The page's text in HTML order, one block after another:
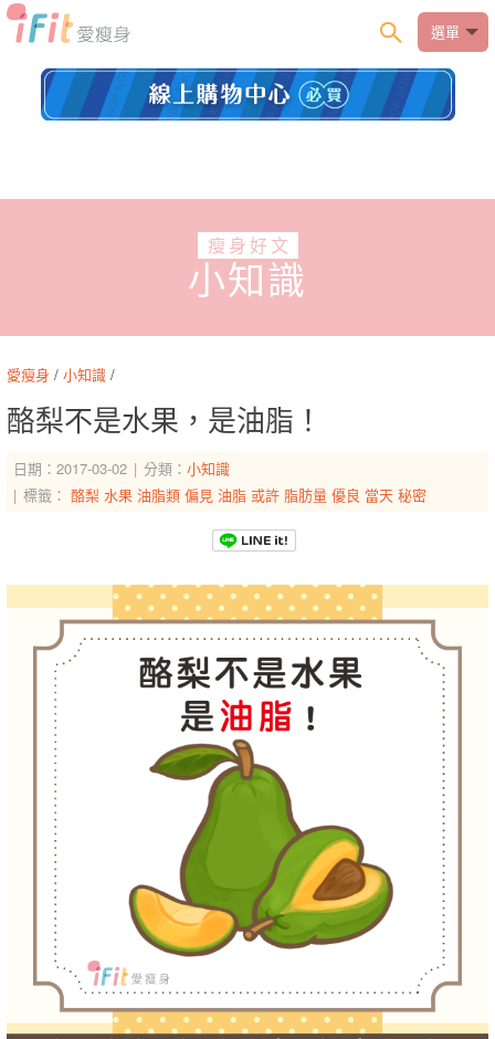
選單
瘦身好文
小知識
愛瘦身 / 小知識 /
酪梨不是水果，是油脂！
日期：2017-03-02 分類： 小知識
標籤： 酪梨 水果 油脂類 偏見 油脂 或許 脂肪量 優良 當天 秘密